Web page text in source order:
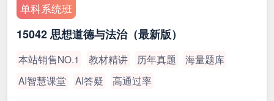
单科系统班
15042 思想道德与法治（最新版）
本站销售NO.1 教材精讲 历年真题
海量题库
AI智慧课堂
AI答疑 高通过率